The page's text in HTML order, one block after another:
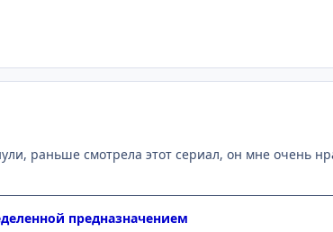
раньше смотрела этот сериал, он мне очень
предназначением